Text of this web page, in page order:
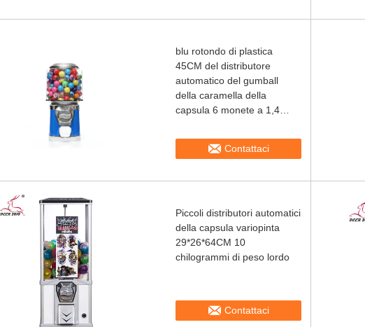
blu rotondo di plastica
45CM del distributore
automatico del gumball
della caramella della
capsula 6 monete a 1,4
Contattaci
Piccoli distributori automatici
della capsula variopinta
29*26*64CM 10
chilogrammi di peso lordo
Contattaci